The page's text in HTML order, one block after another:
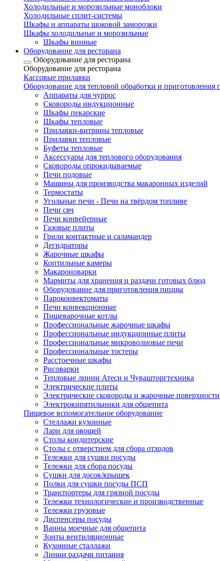
Холодильные и морозильные моноблоки
Холодильные сплит-системы
Шкафы и аппараты шоковой заморозки
Шкафы холодильные и морозильные
Шкафы винные
Оборудование для ресторана
Оборудование для ресторана
Оборудование для ресторана
Кассовые прилавки
Оборудование для тепловой обработки и приготовления
Аппараты для чуррос
Сковороды индукционные
Шкафы пекарские
Шкафы тепловые
Прилавки-витрины тепловые
Прилавки тепловые
Буфеты тепловые
Аксессуары для теплового оборудования
Сковороды опрокидываемые
Печи подовые
Машины для производства макаронных изделий
Термостаты
Угольные печи - Печи на твёрдом топливе
Печи свч
Печи конвейерные
Газовые плиты
Грили контактные и саламандер
Дегидраторы
Жарочные шкафы
Коптильные камеры
Макароноварки
Мармиты для хранения и раздачи готовых блюд
Оборудование для приготовления пиццы
Пароконвектоматы
Печи конвекционные
Пищеварочные котлы
Профессиональные жарочные шкафы
Профессиональные индукционные плиты
Профессиональные микроволновые печи
Профессиональные тостеры
Расстоечные шкафы
Рисоварки
Тепловые линии Атеси и Чувашторгтехника
Электрические плиты
Электрические сковороды и жарочные поверхности
Электрокипятильники для общепита
Пищевое вспомогательное оборудование
Стеллажи кухонные
Лари для овощей
Столы кондитерские
Столы с отверстием для сбора отходов
Тележки для сушки посуды
Тележки для сбора посуды
Сушки для досок/крышек
Полки для сушки посуды ПСП
Транспортеры для грязной посуды
Тележки технологические и производственные
Тележки грузовые
Диспенсеры посуды
Ванны моечные для общепита
Зонты вентиляционные
Кухонные сталлажи
Линии раздачи питания